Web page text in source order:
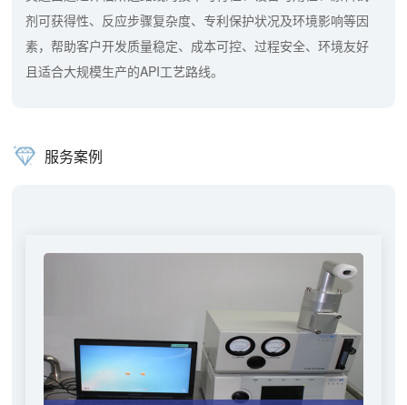
剂可获得性、反应步骤复杂度、专利保护状况及环境影响等因
素，帮助客户开发质量稳定、成本可控、过程安全、环境友好
且适合大规模生产的API工艺路线。
服务案例